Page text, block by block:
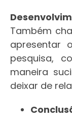
Também
apresentar
pesquisa,
maneira
deixar de